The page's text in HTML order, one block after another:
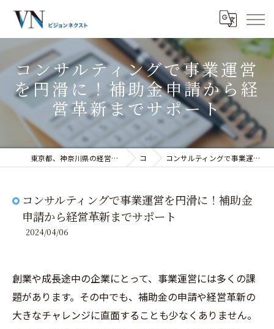
コンサルティングで事業運営
を円滑に！補助金申請から経
営革新までサポート
東京都、神奈川県の経営コンサルティングなら株式会社ビジョンネクスト コラム コンサルティングで事業運営を円滑に！補助金申請から経営革新までサポート
コンサルティングで事業運営を円滑に！補助金
申請から経営革新までサポート
2024/04/06
創業や成長途中の企業にとって、事業運営には多くの課
題があります。その中でも、補助金の申請や経営革新の
大きなチャレンジに直面することも少なくありません。